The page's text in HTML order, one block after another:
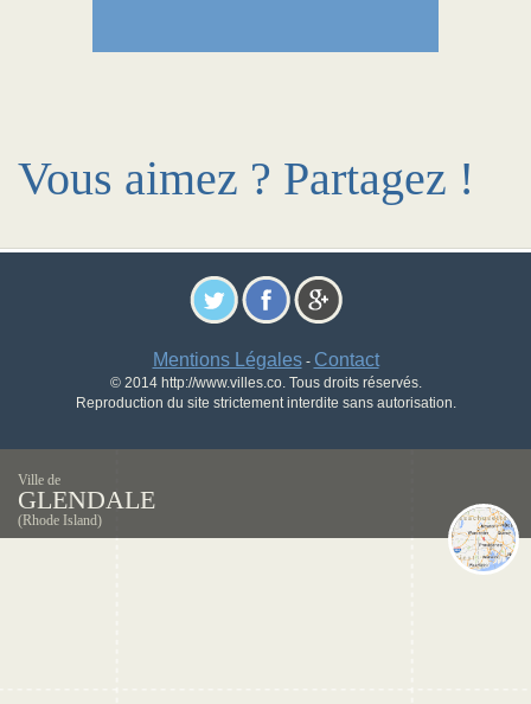
Vous aimez ? Partagez !
Mentions Légales- Contact
© 2014 http://www.villes.co. Tous droits réservés.
Reproduction du site strictement interdite sans autorisation.
Ville de
GLENDALE
(Rhode Island)